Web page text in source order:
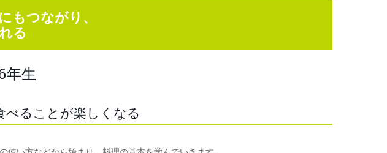
もつながり、
る
年生
べることが楽しくなる